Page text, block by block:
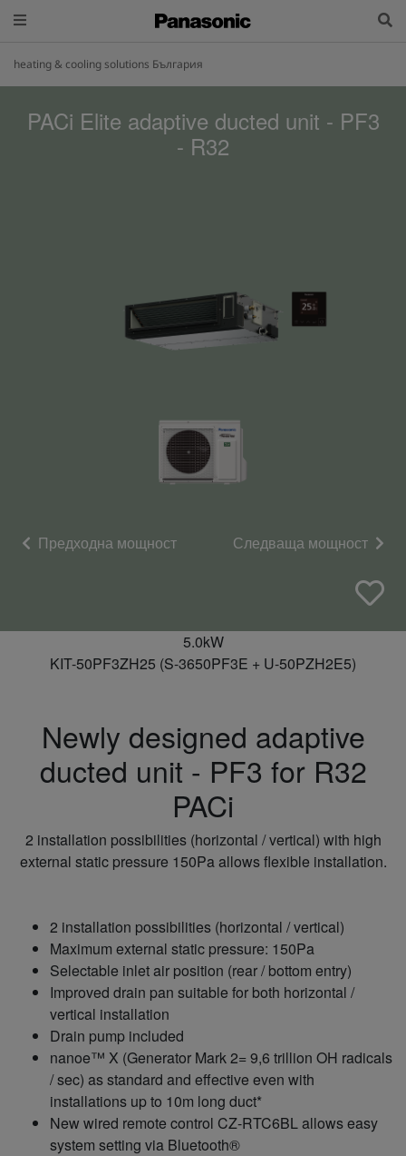
heating & cooling solutions България
PACi Elite adaptive ducted unit - PF3
- R32
Предходна мощност Следваща мощност
5.0kW
KIT-50PF3ZH25 (S-3650PF3E + U-50PZH2E5)
Newly designed adaptive
ducted unit - PF3 for R32
PACi
2 installation possibilities (horizontal / vertical) with high
external static pressure 150Pa allows flexible installation.
2 installation possibilities (horizontal / vertical)
Maximum external static pressure: 150Pa
Selectable inlet air position (rear / bottom entry)
Improved drain pan suitable for both horizontal /
vertical installation
Drain pump included
nanoe™ X (Generator Mark 2= 9,6 trillion OH radicals
/ sec) as standard and effective even with
installations up to 10m long duct*
New wired remote control CZ-RTC6BL allows easy
system setting via Bluetooth®